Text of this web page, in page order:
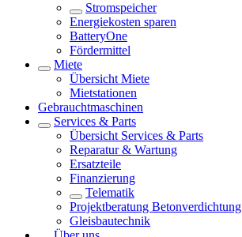
Stromspeicher
Energiekosten sparen
BatteryOne
Fördermittel
Miete
Übersicht Miete
Mietstationen
Gebrauchtmaschinen
Services & Parts
Übersicht Services & Parts
Reparatur & Wartung
Ersatzteile
Finanzierung
Telematik
Projektberatung Betonverdichtung
Gleisbautechnik